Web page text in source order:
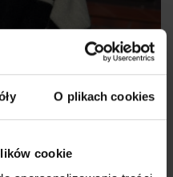
O plikach cookies
cookie